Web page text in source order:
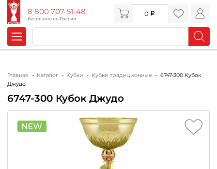
8 800 707-51-48
бесплатно по России
0
Главная Каталог Кубки Кубки традиционные
6747-300 Кубок
Джудо
6747-300 Кубок Джудо